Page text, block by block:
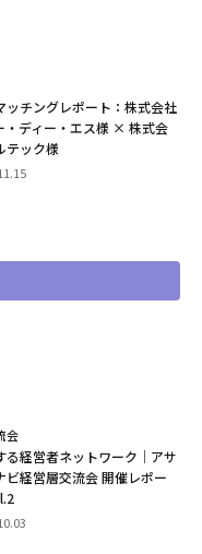
ッチングレポート：株式会社
・ディー・エス様 × 株式会
テック様
会
る経営者ネットワーク｜アサ
ビ経営層交流会 開催レポー